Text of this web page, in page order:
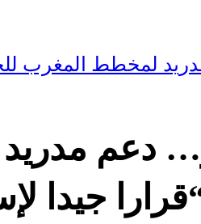
لمخطط المغرب
دعم